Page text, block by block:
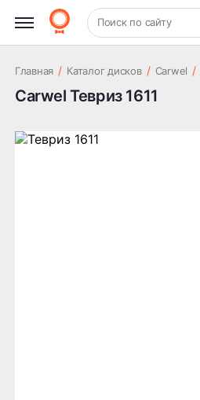
+7 (831) 261-35-35 Шиномонтаж
Поиск по сайту
Главная / Каталог дисков / Carwel /
Carwel Тевриз 1611